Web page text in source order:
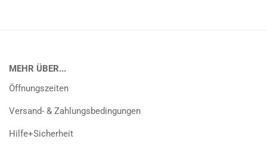
MEHR ÜBER...
Öffnungszeiten
Versand- & Zahlungsbedingungen
Hilfe+Sicherheit